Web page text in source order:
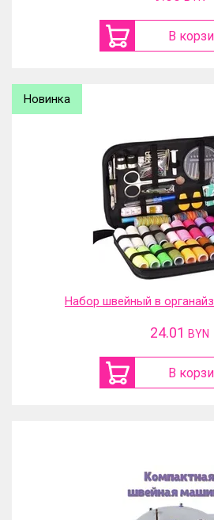
В
Новинка
Набор швейный в
24.01 BYN
В